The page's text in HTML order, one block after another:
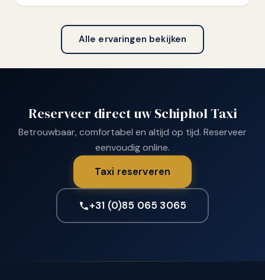
Alle ervaringen bekijken
Reserveer direct uw Schiphol Taxi
Betrouwbaar, comfortabel en altijd op tijd. Reserveer
eenvoudig online.
Taxi reserveren
+31 (0)85 065 3065